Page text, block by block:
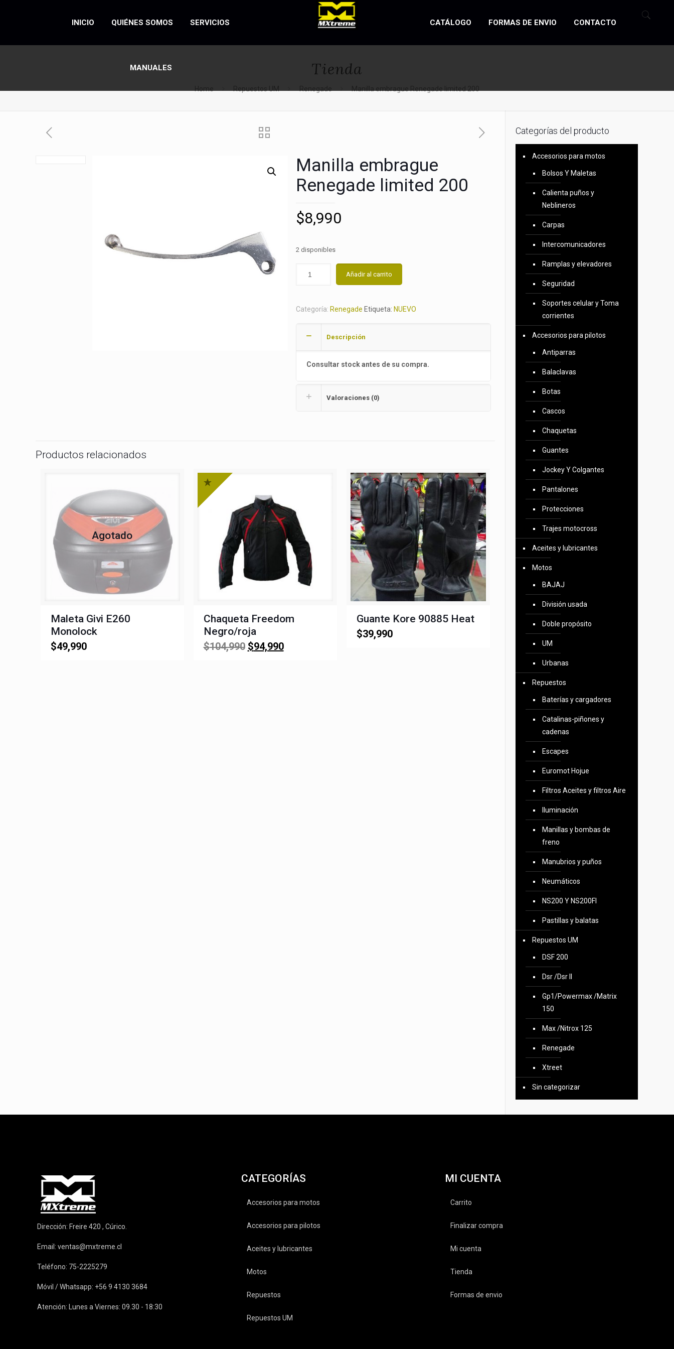
INICIO QUIÉNES SOMOS SERVICIOS
MANUALES
CATÁLOGO FORMAS DE ENVIO CONTACTO
Tienda
Manilla embrague
Renegade limited 200
$8,990
2 disponibles
Añadir al carrito
Categoría: Renegade Etiqueta: NUEVO
Descripción
Consultar stock antes de su compra.
Valoraciones (0)
Productos relacionados
Agotado
Maleta Givi E260
Monolock
$49,990
Chaqueta Freedom
Negro/roja
$104,990 El
$94,990El
Guante Kore 90885 Heat
$39,990
Categorías del producto
Accesorios para motos
Bolsos Y Maletas
Calienta puños y
Neblineros
Carpas
Intercomunicadores
Ramplas y elevadores
Seguridad
Soportes celular y Toma
corrientes
Accesorios para pilotos
Antiparras
Balaclavas
Botas
Cascos
Chaquetas
Guantes
Jockey Y Colgantes
Pantalones
Protecciones
Trajes motocross
Aceites y lubricantes
Motos
BAJAJ
División usada
Doble propósito
UM
Urbanas
Repuestos
Baterías y cargadores
Catalinas-piñones y
cadenas
Escapes
Euromot Hojue
Filtros Aceites y filtros Aire
Iluminación
Manillas y bombas de
freno
Manubrios y puños
Neumáticos
NS200 Y NS200FI
Pastillas y balatas
Repuestos UM
DSF 200
Dsr /Dsr II
Gp1/Powermax /Matrix
150
Max /Nitrox 125
Renegade
Xtreet
Sin categorizar
Dirección: Freire 420 , Cúrico.
Email:ventas@mxtreme.cl
Teléfono: 75-2225279
Móvil / Whatsapp: +56 9 4130 3684
Atención: Lunes a Viernes: 09.30 - 18:30
CATEGORÍAS
Accesorios para motos
Accesorios para pilotos
Aceites y lubricantes
Motos
Repuestos
Repuestos UM
MI CUENTA
Carrito
Finalizar compra
Mi cuenta
Tienda
Formas de envio